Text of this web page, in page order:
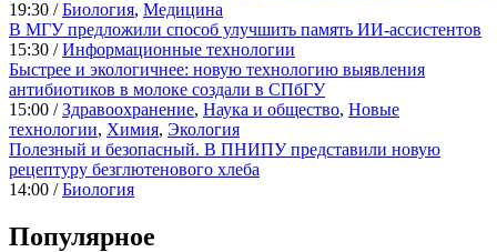
19:30 /Биология, Медицина
В МГУ предложили способ улучшить память ИИ-ассистентов
15:30 /Информационные технологии
Быстрее и экологичнее: новую технологию выявления
антибиотиков в молоке создали в СПбГУ
15:00 /Здравоохранение, Наука и общество, Новые
технологии, Химия, Экология
Полезный и безопасный. В ПНИПУ представили новую
рецептуру безглютенового хлеба
14:00 /Биология
Популярное